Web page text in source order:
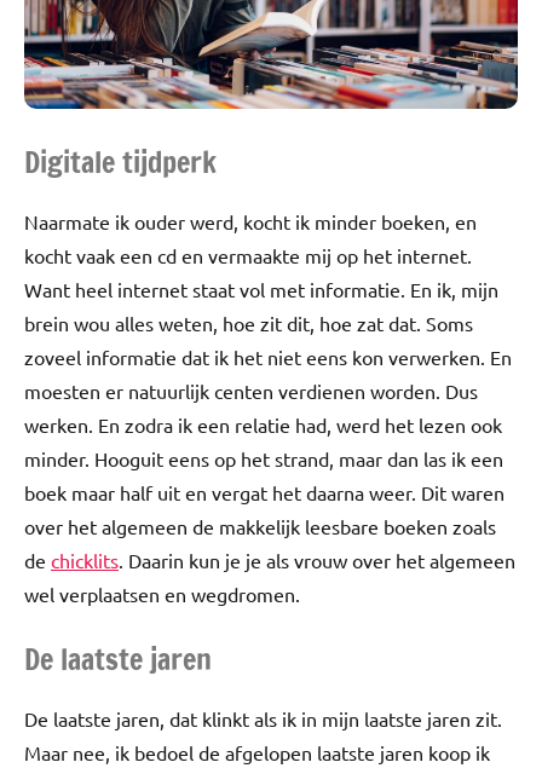
Digitale tijdperk
Naarmate ik ouder werd, kocht ik minder boeken, en
kocht vaak een cd en vermaakte mij op het internet.
Want heel internet staat vol met informatie. En ik, mijn
brein wou alles weten, hoe zit dit, hoe zat dat. Soms
zoveel informatie dat ik het niet eens kon verwerken. En
moesten er natuurlijk centen verdienen worden. Dus
werken. En zodra ik een relatie had, werd het lezen ook
minder. Hooguit eens op het strand, maar dan las ik een
boek maar half uit en vergat het daarna weer. Dit waren
over het algemeen de makkelijk leesbare boeken zoals
de chicklits. Daarin kun je je als vrouw over het algemeen
wel verplaatsen en wegdromen.
De laatste jaren
De laatste jaren, dat klinkt als ik in mijn laatste jaren zit.
Maar nee, ik bedoel de afgelopen laatste jaren koop ik